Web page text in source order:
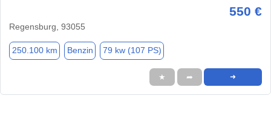
550 €
Regensburg, 93055
250.100 km Benzin 79 kw (107 PS)
★ ➦ ➜